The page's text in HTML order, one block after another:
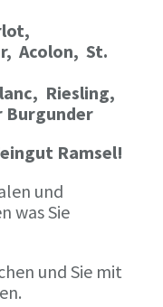
Acolon, St.
Riesling,
Burgunder
Ramsel!
und
was Sie
und Sie mit